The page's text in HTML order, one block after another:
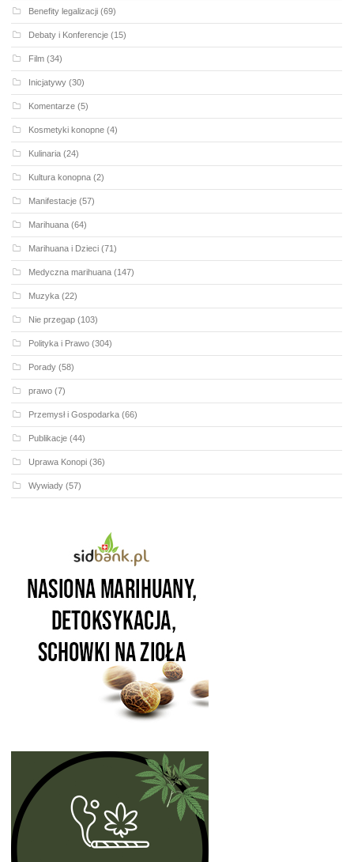
Benefity legalizacji (69)
Debaty i Konferencje (15)
Film (34)
Inicjatywy (30)
Komentarze (5)
Kosmetyki konopne (4)
Kulinaria (24)
Kultura konopna (2)
Manifestacje (57)
Marihuana (64)
Marihuana i Dzieci (71)
Medyczna marihuana (147)
Muzyka (22)
Nie przegap (103)
Polityka i Prawo (304)
Porady (58)
prawo (7)
Przemysł i Gospodarka (66)
Publikacje (44)
Uprawa Konopi (36)
Wywiady (57)